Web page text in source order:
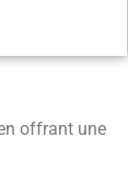
offrant une